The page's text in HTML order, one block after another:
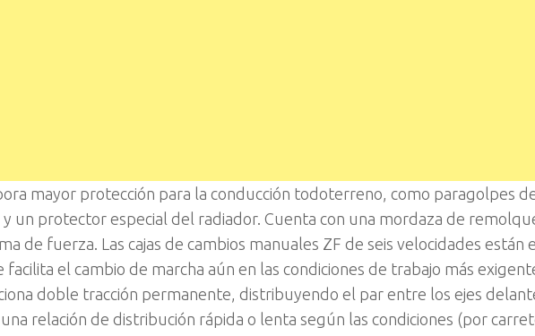
mayor protección para la conducción todoterreno, como paragolpes de
y un protector especial del radiador. Cuenta con una mordaza de
de fuerza. Las cajas de cambios manuales ZF de seis velocidades están
facilita el cambio de marcha aún en las condiciones de trabajo más
doble tracción permanente, distribuyendo el par entre los ejes
relación de distribución rápida o lenta según las condiciones (por